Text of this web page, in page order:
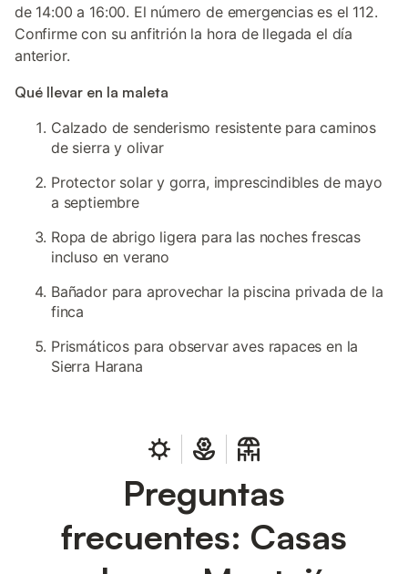
de 14:00 a 16:00. El número de emergencias es el 112.
Confirme con su anfitrión la hora de llegada el día
anterior.
Qué llevar en la maleta
Calzado de senderismo resistente para caminos
de sierra y olivar
Protector solar y gorra, imprescindibles de mayo
a septiembre
Ropa de abrigo ligera para las noches frescas
incluso en verano
Bañador para aprovechar la piscina privada de la
finca
Prismáticos para observar aves rapaces en la
Sierra Harana
Preguntas
frecuentes: Casas